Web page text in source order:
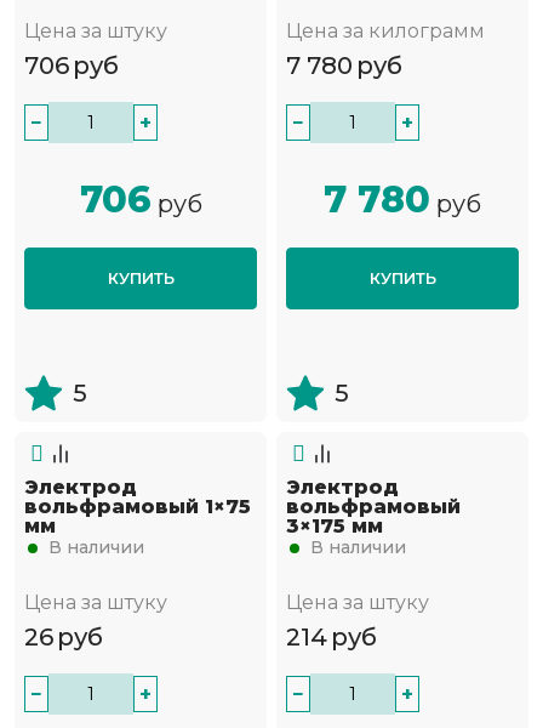
Цена за штуку
706 руб
− +
706 руб
КУПИТЬ
5
Цена за килограмм
7 780 руб
− +
7 780 руб
КУПИТЬ
5
Электрод
вольфрамовый 1×75
мм
В наличии
Цена за штуку
26 руб
− +
Электрод
вольфрамовый
3×175 мм
В наличии
Цена за штуку
214 руб
− +